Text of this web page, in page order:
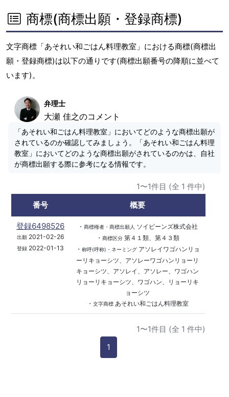
商標(商標出願・登録商標)
文字商標「あそれい和ごはん料理教室」における商標(商標出
願・登録商標)は以下の通りです(商標出願番号の降順に並べて
います)。
弁理士
大瀬 佳之のコメント
「あそれい和ごはん料理教室」においてどのような商標出願が
されているのか確認してみましょう。「あそれい和ごはん料理
教室」においてどのような商標出願がされているのかは、自社
が商標出願する際に参考になる情報です。
1〜1件目 (全 1 件中)
番号
概要
登録6498526
出願2021-02-26
登録 2022-01-13
・ 商標権者・商標出願人
ソイビーンズ株式会社
・ 商標区分第４１類、第４３類
・ 称呼(呼称)・ネーミングアソレイワゴハンリョ
ーリキョーシツ、アソレーワゴハンリョーリ
キョーシツ、アソレイ、アソレー、ワゴハン
リョーリキョーシツ、ワゴハン、リョーリキ
ョーシツ
・ 文字商標あそれい和ごはん料理教室
1〜1件目 (全 1 件中)
1